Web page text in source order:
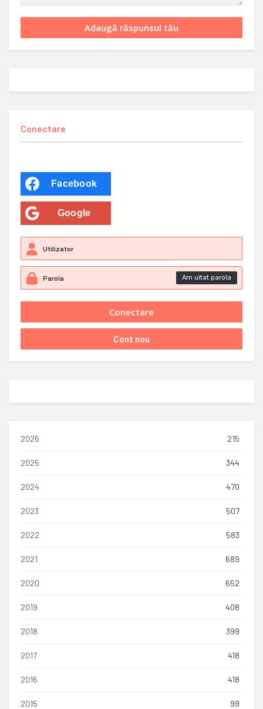
Conectare
Facebook
Google
Am uitat parola
2026 215
2025 344
2024 470
2023 507
2022 583
2021 689
2020 652
2019 408
2018 399
2017 418
2016 418
2015 99